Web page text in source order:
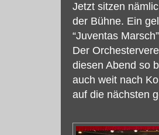
Jetzt sitzen
der Bühne. Ein
“Juventas
Der
diesen Abend so
auch weit nach
auf die nächsten